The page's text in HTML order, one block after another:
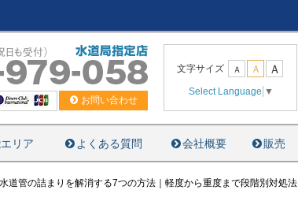
お問い合わせ
文字サイズ Ａ Ａ Ａ
Select Language ▼
リア よくある質問 会社概要 販売
水道管の詰まりを解消する7つの方法｜軽度から重度まで段階別対処法